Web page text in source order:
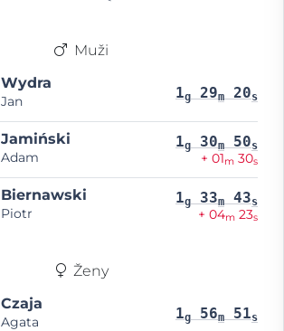
Muži
Wydra
Jan 1g 29m 20s
Jamiński
Adam
1g 30m 50s
+ 01m 30s
Biernawski
Piotr
1g 33m 43s
+ 04m 23s
Ženy
Czaja
Agata 1g 56m 51s